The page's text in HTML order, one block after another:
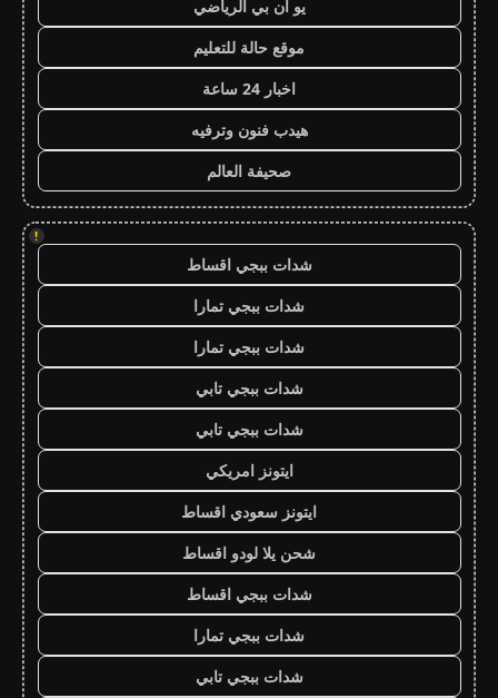
يو ان بي الرياضي
موقع حالة للتعليم
اخبار 24 ساعة
هيدب فنون وترفيه
صحيفة العالم
!
شدات ببجي اقساط
شدات ببجي تمارا
شدات ببجي تمارا
شدات ببجي تابي
شدات ببجي تابي
ايتونز امريكي
ايتونز سعودي اقساط
شحن يلا لودو اقساط
شدات ببجي اقساط
شدات ببجي تمارا
شدات ببجي تابي